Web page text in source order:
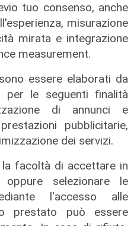
tuo consenso, anche
misurazione
mirata e integrazione
measurement.
essere elaborati da
per le seguenti finalità
di annunci e
pubblicitarie,
dei servizi.
facoltà di accettare in
selezionare le
l'accesso alle
prestato può essere
il SIAP auspica
Ministro
dei Patti